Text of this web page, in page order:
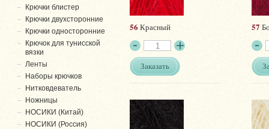
56Красный
Заказать
57
Крючки блистер
Крючки двухсторонние
Крючки односторонние
Крючок для тунисской
вязки
Ленты
Наборы крючков
Нитковдеватель
Ножницы
НОСИКИ (Китай)
НОСИКИ (Россия)